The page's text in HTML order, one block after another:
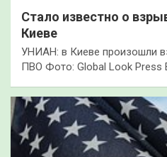
Стало известно о
Киеве
УНИАН: в Киеве произошли
ПВО Фото: Global Look Press